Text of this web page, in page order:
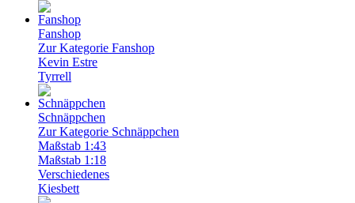
Fanshop
Zur Kategorie Fanshop
Kevin Estre
Tyrrell
Schnäppchen
Zur Kategorie Schnäppchen
Maßstab 1:43
Maßstab 1:18
Verschiedenes
Kiesbett